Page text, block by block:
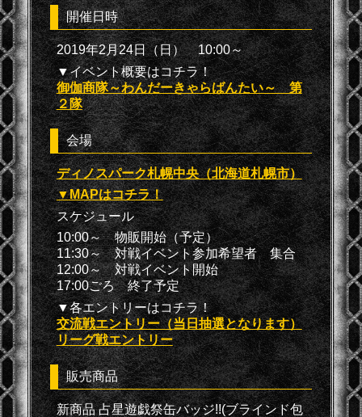
開催日時
2019年2月24日（日） 10:00～
▼イベント概要はコチラ！
御伽商隊～わんだーきゃらばんたい～ 第
２隊
会場
ディノスパーク札幌中央（北海道札幌市）
▼MAPはコチラ！
スケジュール
10:00～ 物販開始（予定）
11:30～ 対戦イベント参加希望者 集合
12:00～ 対戦イベント開始
17:00ごろ 終了予定
▼各エントリーはコチラ！
交流戦エントリー（当日抽選となります）
リーグ戦エントリー
販売商品
新商品 占星遊戯祭缶バッジ!!(ブラインド包